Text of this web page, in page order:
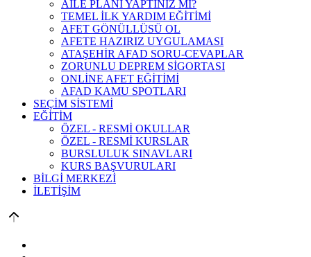
AİLE PLANI YAPTINIZ MI?
TEMEL İLK YARDIM EĞİTİMİ
AFET GÖNÜLLÜSÜ OL
AFETE HAZIRIZ UYGULAMASI
ATAŞEHİR AFAD SORU-CEVAPLAR
ZORUNLU DEPREM SİGORTASI
ONLİNE AFET EĞİTİMİ
AFAD KAMU SPOTLARI
SEÇİM SİSTEMİ
EĞİTİM
ÖZEL - RESMİ OKULLAR
ÖZEL - RESMİ KURSLAR
BURSLULUK SINAVLARI
KURS BAŞVURULARI
BİLGİ MERKEZİ
İLETİŞİM